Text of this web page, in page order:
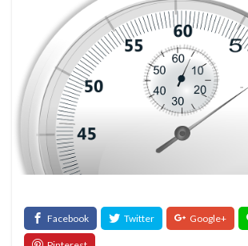
アプリエカラー
イルミナカラー
オラプレックス
コテ巻き
シャン
スキンケア
スロウカラー ツヤ髪
ビューティーカレッジ
ヘアアレンジ
メイク
ルビオナカラー
使ってみた
営業日のお知らせ
新商品
髪質改善トリートメント
検索